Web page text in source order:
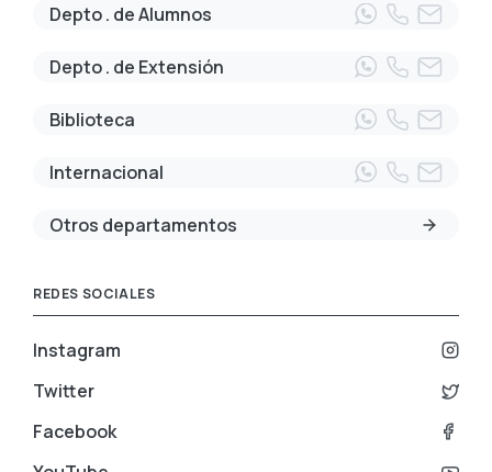
Depto . de Alumnos
Depto . de Extensión
Biblioteca
Internacional
Otros departamentos
REDES SOCIALES
Instagram
Twitter
Facebook